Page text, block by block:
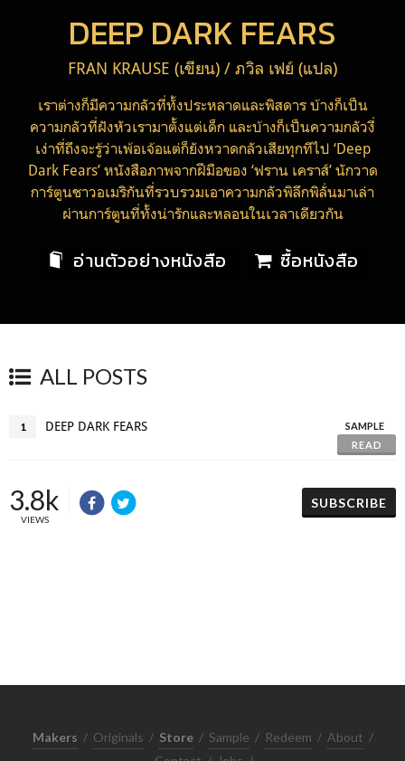
DEEP DARK FEARS
FRAN KRAUSE (เขียน) / ภวิล เฟย์ (แปล)
เราต่างก็มีความกลัวที่ทั้งประหลาดและพิสดาร บ้างก็เป็น
ความกลัวที่ฝังหัวเรามาตั้งแต่เด็ก และบ้างก็เป็นความกลัวงี่
เง่าที่ถึงจะรู้ว่าเพ้อเจ้อแต่ก็ยังหวาดกลัวเสียทุกทีไป ‘Deep
Dark Fears’ หนังสือภาพจากฝีมือของ ‘ฟราน เคราส์’ นักวาด
การ์ตูนชาวอเมริกันที่รวบรวมเอาความกลัวพิลึกพิลั่นมาเล่า
ผ่านการ์ตูนที่ทั้งน่ารักและหลอนในเวลาเดียวกัน
อ่านตัวอย่างหนังสือ ซื้อหนังสือ
ALL POSTS
1 DEEP DARK FEARS
SAMPLE
READ
3.8k
VIEWS
SUBSCRIBE
Makers / Originals / Store / Sample / Redeem / About /